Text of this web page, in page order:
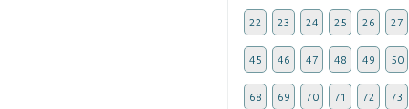
22 23 24 25 26 27
45 46 47 48 49 50
68 69 70 71 72 73